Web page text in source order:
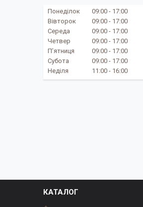
Понеділок 09:00
17:00
Вівторок
09:00
17:00
Середа
09:00
17:00
Четвер
09:00
17:00
Пʼятниця
09:00
17:00
Субота
09:00
17:00
Неділя
11:00 16:00
КАТАЛОГ